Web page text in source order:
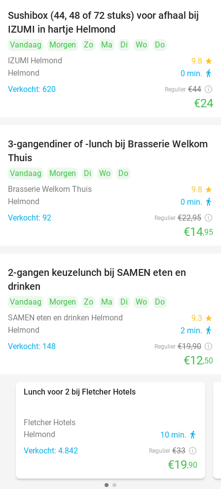
45%
Sushibox (44, 48 of 72 stuks) voor afhaal bij
IZUMI in hartje Helmond
Vandaag Morgen Zo Ma Di Wo
Do
IZUMI Helmond
9.8 star
Helmond 0 min. directions_walk
Verkocht: 620 Regulier €44
€24
35%
3-gangendiner of -lunch bij Brasserie Welkom
Thuis
Vandaag Morgen Di Wo
Do
Brasserie Welkom Thuis
9.8 star
Helmond 0 min. directions_walk
Verkocht: 92 Regulier €22,95
€14,95
2-gangen keuzelunch bij SAMEN eten en
drinken
Vandaag Morgen Zo Ma Di Wo
Do
SAMEN eten en drinken Helmond
9.3 star
Helmond 2 min. directions_walk
Verkocht: 148 Regulier €19,90
€12,50
Lunch voor 2 bij Fletcher Hotels
Fletcher Hotels
Helmond
10 min. directions_walk
Verkocht: 4.842 Regulier €33
€19,90